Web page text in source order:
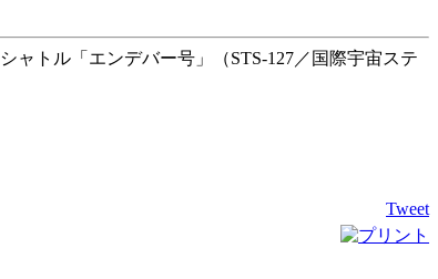
ャトル「エンデバー号」（STS-127／国際宇宙ステ
Tweet